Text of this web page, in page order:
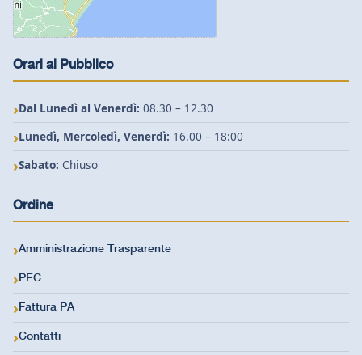
Orari al Pubblico
Dal Lunedì al Venerdì: 08.30 – 12.30
Lunedì, Mercoledì, Venerdì: 16.00 – 18:00
Sabato: Chiuso
Ordine
Amministrazione Trasparente
PEC
Fattura PA
Contatti